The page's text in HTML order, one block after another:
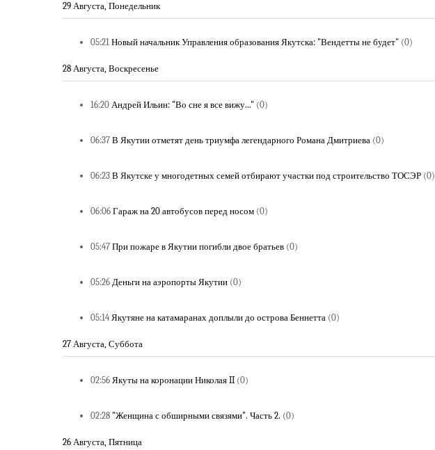
29 Августа, Понедельник
05:21 Новый начальник Управления образования Якутска: "Вендетты не будет" (0)
28 Августа, Воскресенье
16:20 Андрей Ильин: "Во сне я все вижу..." (0)
06:37 В Якутии отметят день триумфа легендарного Романа Дмитриева (0)
06:23 В Якутске у многодетных семей отбирают участки под строительство ТОСЭР (0)
06:06 Гараж на 20 автобусов перед носом (0)
05:47 При пожаре в Якутии погибли двое братьев (0)
05:26 Деньги на аэропорты Якутии (0)
05:14 Якутяне на катамаранах доплыли до острова Беннетта (0)
27 Августа, Суббота
02:56 Якуты на коронации Николая II (0)
02:28 "Женщина с обширными связями". Часть 2. (0)
26 Августа, Пятница